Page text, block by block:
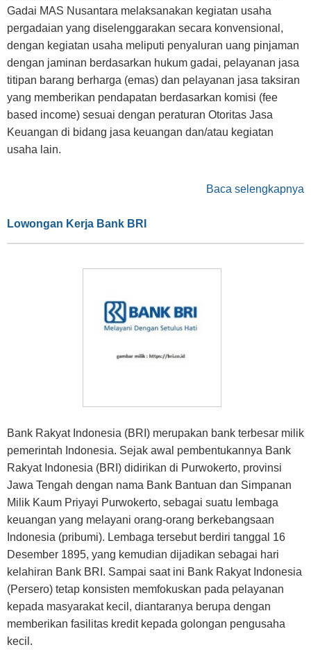
Gadai MAS Nusantara melaksanakan kegiatan usaha
pergadaian yang diselenggarakan secara konvensional,
dengan kegiatan usaha meliputi penyaluran uang pinjaman
dengan jaminan berdasarkan hukum gadai, pelayanan jasa
titipan barang berharga (emas) dan pelayanan jasa taksiran
yang memberikan pendapatan berdasarkan komisi (fee
based income) sesuai dengan peraturan Otoritas Jasa
Keuangan di bidang jasa keuangan dan/atau kegiatan
usaha lain.
Baca selengkapnya
Lowongan Kerja Bank BRI
Bank Rakyat Indonesia (BRI) merupakan bank terbesar milik
pemerintah Indonesia. Sejak awal pembentukannya Bank
Rakyat Indonesia (BRI) didirikan di Purwokerto, provinsi
Jawa Tengah dengan nama Bank Bantuan dan Simpanan
Milik Kaum Priyayi Purwokerto, sebagai suatu lembaga
keuangan yang melayani orang-orang berkebangsaan
Indonesia (pribumi). Lembaga tersebut berdiri tanggal 16
Desember 1895, yang kemudian dijadikan sebagai hari
kelahiran Bank BRI. Sampai saat ini Bank Rakyat Indonesia
(Persero) tetap konsisten memfokuskan pada pelayanan
kepada masyarakat kecil, diantaranya berupa dengan
memberikan fasilitas kredit kepada golongan pengusaha
kecil.